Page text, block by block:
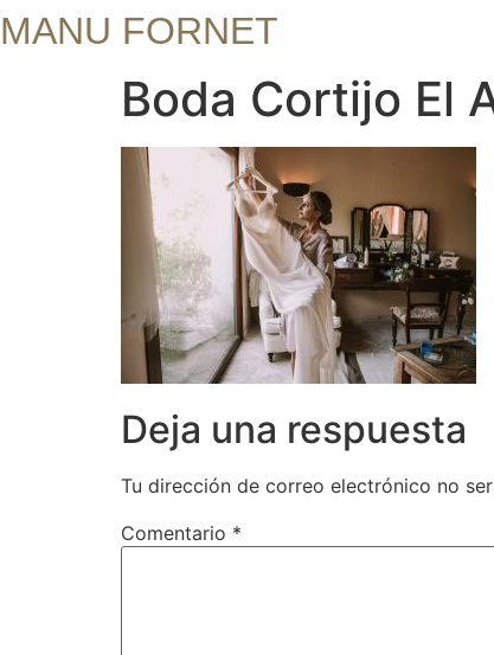
MANU FORNET
Boda Cortijo El
Deja una respuesta
Tu dirección de correo electrónico no
Comentario *